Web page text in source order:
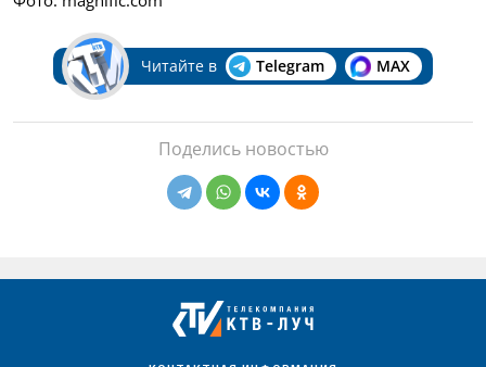
Читайте в Telegram MAX
Поделись новостью